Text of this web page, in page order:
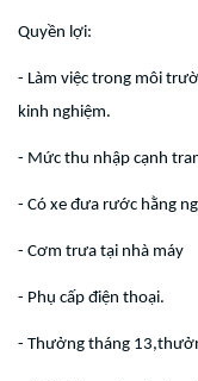
Quyền lợi:
- Làm việc trong môi
kinh nghiệm.
- Mức thu nhập cạnh
- Có xe đưa rước hằng
- Cơm trưa tại nhà máy
- Phụ cấp điện thoại.
- Thưởng tháng